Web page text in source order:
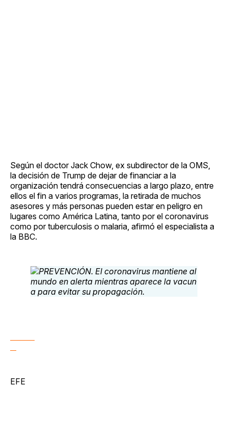
Según el doctor Jack Chow, ex subdirector de la OMS,
la decisión de Trump de dejar de financiar a la
organización tendrá consecuencias a largo plazo, entre
ellos el fin a varios programas, la retirada de muchos
asesores y más personas pueden estar en peligro en
lugares como América Latina, tanto por el coronavirus
como por tuberculosis o malaria, afirmó el especialista a
la BBC.
EFE